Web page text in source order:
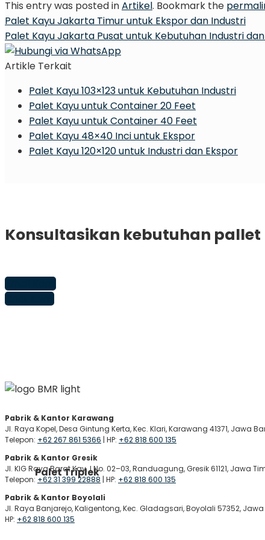
Palet Triplek
This entry was posted inArtikel. Bookmark the
Palet Kayu Jakarta Timur untuk Ekspor dan Industri
Palet Kayu Jakarta Pusat untuk Kebutuhan Industri
Artikle Terkait
Palet Kayu 103×123 untuk Kebutuhan Industri
Palet Kayu untuk Container 20 Feet
Palet Kayu untuk Container 40 Feet
Palet Kayu 48×40 Inci untuk Ekspor
Palet Kayu 120×120 untuk Industri dan Ekspor
Konsultasikan kebutuhan pallet
Email Kami
Chat Kami
Pabrik & Kantor Karawang
Jl. Raya Kopel, Desa Gintung Kerta, Kec. Klari, Karawang 41371, Jawa
Telepon: +62 267 861 5366 | HP: +62 818 600 135
Pabrik & Kantor Gresik
Jl. KIG Raya Barat Kav. I No. 02–03, Randuagung, Gresik 61121, Jawa
Telepon: +62 31 399 22888 | HP: +62 818 600 135
Pabrik & Kantor Boyolali
Jl. Raya Banjarejo, Kaligentong, Kec. Gladagsari, Boyolali 57352,
HP: +62 818 600 135